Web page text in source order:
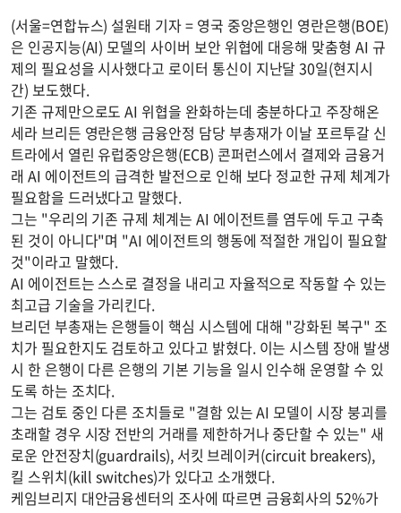
(서울=연합뉴스) 설원태 기자 = 영국 중앙은행인 영란은행(BOE)
은 인공지능(AI) 모델의 사이버 보안 위협에 대응해 맞춤형 AI 규
제의 필요성을 시사했다고 로이터 통신이 지난달 30일(현지시
간) 보도했다.
기존 규제만으로도 AI 위협을 완화하는데 충분하다고 주장해온
세라 브리든 영란은행 금융안정 담당 부총재가 이날 포르투갈 신
트라에서 열린 유럽중앙은행(ECB) 콘퍼런스에서 결제와 금융거
래 AI 에이전트의 급격한 발전으로 인해 보다 정교한 규제 체계가
필요함을 드러냈다고 말했다.
그는 "우리의 기존 규제 체계는 AI 에이전트를 염두에 두고 구축
된 것이 아니다"며 "AI 에이전트의 행동에 적절한 개입이 필요할
것"이라고 말했다.
AI 에이전트는 스스로 결정을 내리고 자율적으로 작동할 수 있는
최고급 기술을 가리킨다.
브리던 부총재는 은행들이 핵심 시스템에 대해 "강화된 복구" 조
치가 필요한지도 검토하고 있다고 밝혔다. 이는 시스템 장애 발생
시 한 은행이 다른 은행의 기본 기능을 일시 인수해 운영할 수 있
도록 하는 조치다.
그는 검토 중인 다른 조치들로 "결함 있는 AI 모델이 시장 붕괴를
초래할 경우 시장 전반의 거래를 제한하거나 중단할 수 있는" 새
로운 안전장치(guardrails), 서킷 브레이커(circuit breakers),
킬 스위치(kill switches)가 있다고 소개했다.
케임브리지 대안금융센터의 조사에 따르면 금융회사의 52%가